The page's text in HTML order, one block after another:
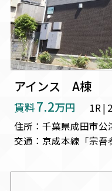
アインス A棟
賃料7.2万円
1R |
住所：千葉県成田市公
交通：京成本線「宗吾